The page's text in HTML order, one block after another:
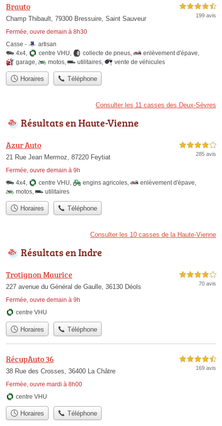
Brauto
Champ Thibault, 79300 Bressuire, Saint Sauveur
Fermée, ouvre demain à 8h30
4,5 étoiles sur 5
199 avis
Casse -
artisan
4x4
centre VHU collecte de pneus enlèvement d'épave
garage
motos utilitaires vente de véhicules
Horaires Téléphone
Consulter les 11 casses des Deux-Sèvres
Résultats en Haute-Vienne
Azur Auto
21 Rue Jean Mermoz, 87220 Feytiat
Fermée, ouvre demain à 9h
4,0 étoiles sur 5
285 avis
4x4, centre VHU, engins agricoles, enlèvement d'épave,
motos, utilitaires
Horaires Téléphone
Consulter les 10 casses de la Haute-Vienne
Résultats en Indre
Trotignon Maurice
227 avenue du Général de Gaulle, 36130 Déols
Fermée, ouvre demain à 9h
4,0 étoiles sur 5
70 avis
centre VHU
Horaires Téléphone
RécupAuto 36
38 Rue des Crosses, 36400 La Châtre
Fermée, ouvre mardi à 8h00
4,5 étoiles sur 5
169 avis
centre VHU
Horaires Téléphone